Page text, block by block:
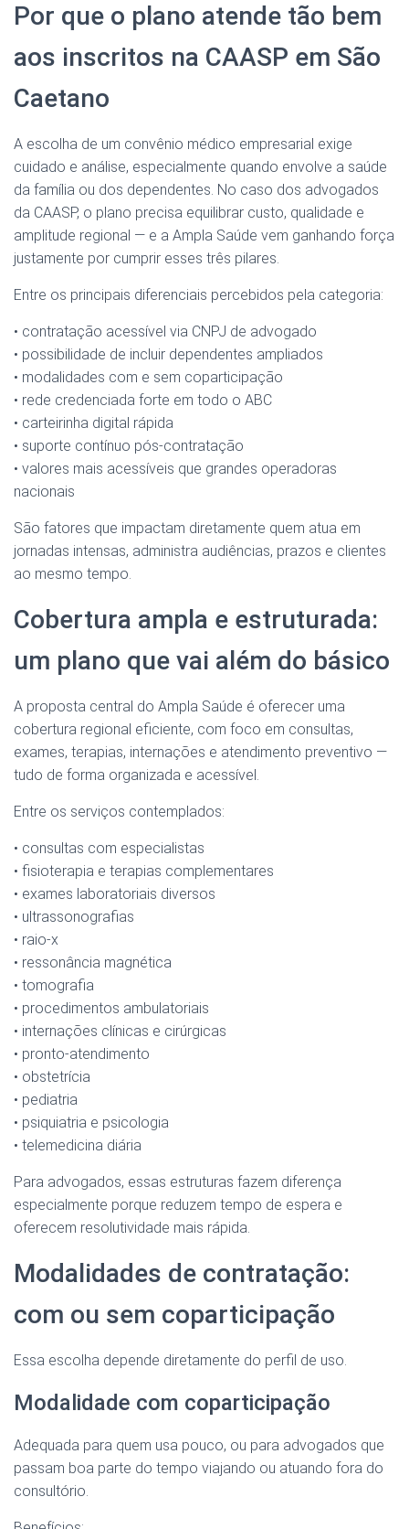
Por que o plano atende tão bem
aos inscritos na CAASP em São
Caetano
A escolha de um convênio médico empresarial exige
cuidado e análise, especialmente quando envolve a saúde
da família ou dos dependentes. No caso dos advogados
da CAASP, o plano precisa equilibrar custo, qualidade e
amplitude regional — e a Ampla Saúde vem ganhando força
justamente por cumprir esses três pilares.
Entre os principais diferenciais percebidos pela categoria:
• contratação acessível via CNPJ de advogado
• possibilidade de incluir dependentes ampliados
• modalidades com e sem coparticipação
• rede credenciada forte em todo o ABC
• carteirinha digital rápida
• suporte contínuo pós-contratação
• valores mais acessíveis que grandes operadoras
nacionais
São fatores que impactam diretamente quem atua em
jornadas intensas, administra audiências, prazos e clientes
ao mesmo tempo.
Cobertura ampla e estruturada:
um plano que vai além do básico
A proposta central do Ampla Saúde é oferecer uma
cobertura regional eficiente, com foco em consultas,
exames, terapias, internações e atendimento preventivo —
tudo de forma organizada e acessível.
Entre os serviços contemplados:
• consultas com especialistas
• fisioterapia e terapias complementares
• exames laboratoriais diversos
• ultrassonografias
• raio-x
• ressonância magnética
• tomografia
• procedimentos ambulatoriais
• internações clínicas e cirúrgicas
• pronto-atendimento
• obstetrícia
• pediatria
• psiquiatria e psicologia
• telemedicina diária
Para advogados, essas estruturas fazem diferença
especialmente porque reduzem tempo de espera e
oferecem resolutividade mais rápida.
Modalidades de contratação:
com ou sem coparticipação
Essa escolha depende diretamente do perfil de uso.
Modalidade com coparticipação
Adequada para quem usa pouco, ou para advogados que
passam boa parte do tempo viajando ou atuando fora do
consultório.